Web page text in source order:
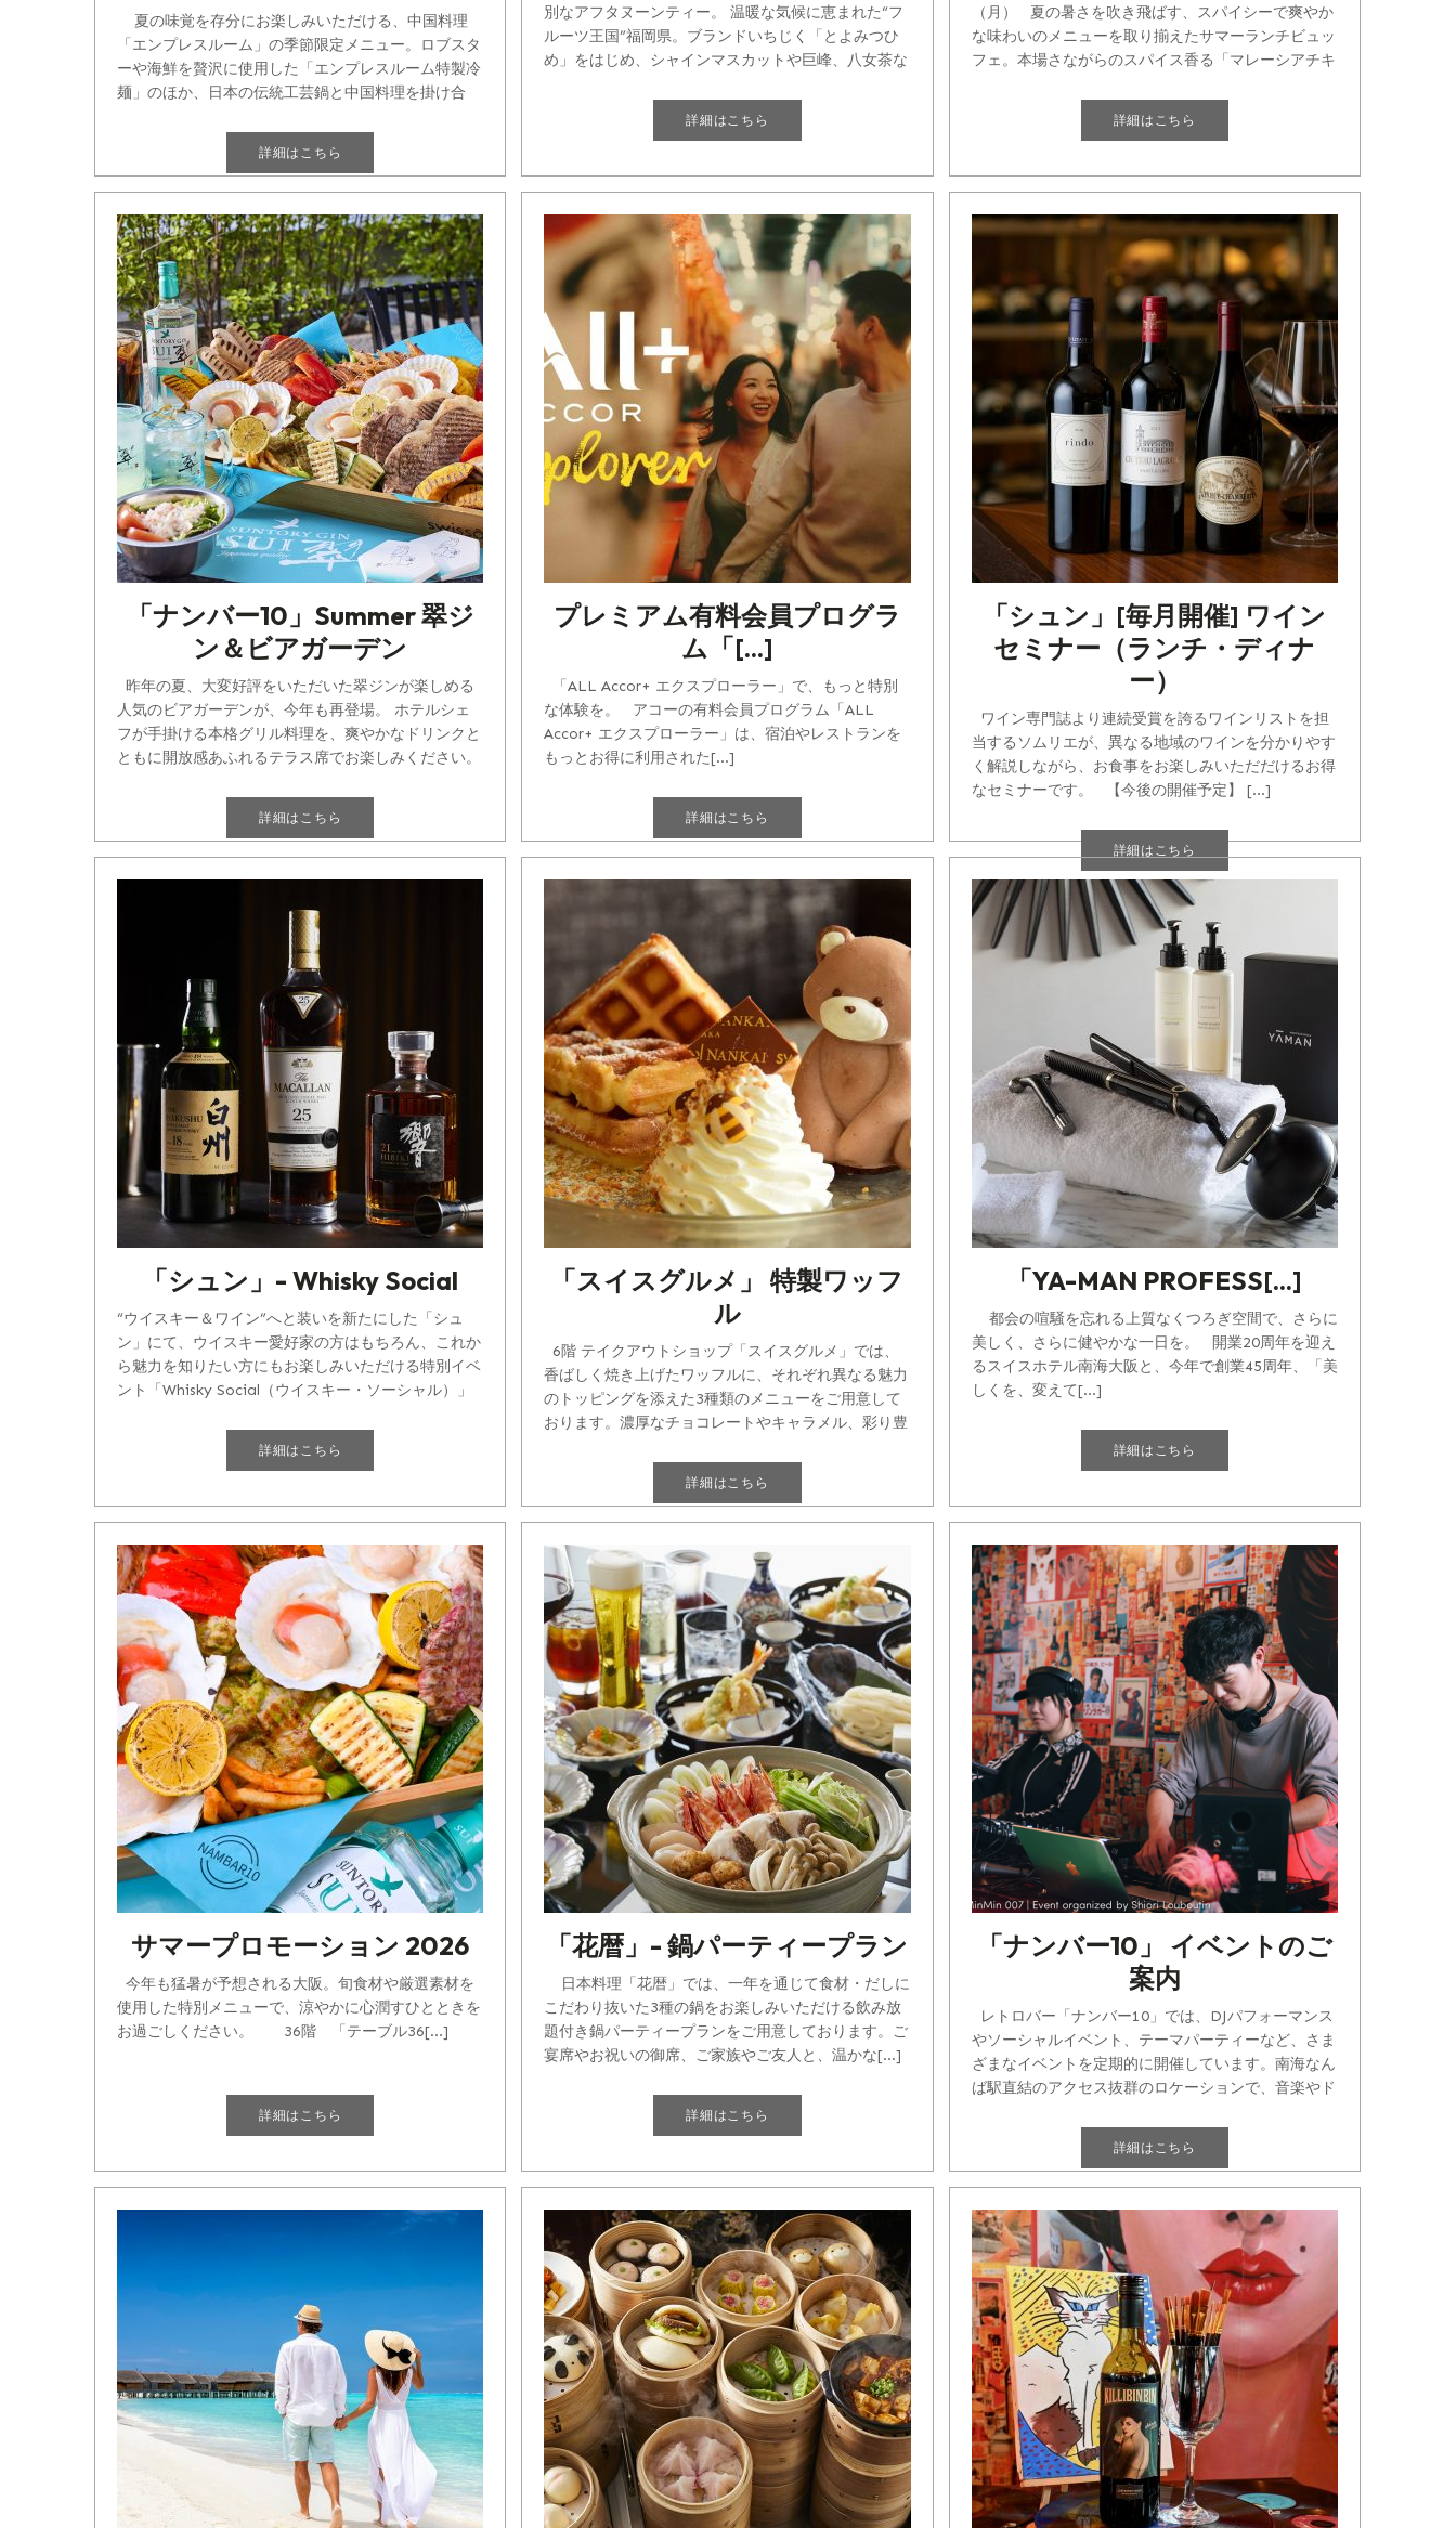
夏の味覚を存分にお楽しみいただける、中国料理
「エンプレスルーム」の季節限定メニュー。ロブスタ
ーや海鮮を贅沢に使用した「エンプレスルーム特製冷
麺」のほか、日本の伝統工芸鍋と中国料理を掛け合
詳細はこちら
別なアフタヌーンティー。 温暖な気候に恵まれた“フ
ルーツ王国”福岡県。ブランドいちじく「とよみつひ
め」をはじめ、シャインマスカットや巨峰、八女茶な
詳細はこちら
（月） 夏の暑さを吹き飛ばす、スパイシーで爽やか
な味わいのメニューを取り揃えたサマーランチビュッ
フェ。本場さながらのスパイス香る「マレーシアチキ
詳細はこちら
「ナンバー10」Summer 翠ジ
ン＆ビアガーデン
昨年の夏、大変好評をいただいた翠ジンが楽しめる
人気のビアガーデンが、今年も再登場。 ホテルシェ
フが手掛ける本格グリル料理を、爽やかなドリンクと
ともに開放感あふれるテラス席でお楽しみください。
詳細はこちら
プレミアム有料会員プログラ
ム「[...]
「ALL Accor+ エクスプローラー」で、もっと特別
な体験を。 アコーの有料会員プログラム「ALL
Accor+ エクスプローラー」は、宿泊やレストランを
もっとお得に利用された[...]
詳細はこちら
「シュン」[毎月開催] ワイン
セミナー（ランチ・ディナ
ー）
ワイン専門誌より連続受賞を誇るワインリストを担
当するソムリエが、異なる地域のワインを分かりやす
く解説しながら、お食事をお楽しみいただだけるお得
なセミナーです。 【今後の開催予定】 [...]
詳細はこちら
「シュン」- Whisky Social
“ウイスキー＆ワイン”へと装いを新たにした「シュ
ン」にて、ウイスキー愛好家の方はもちろん、これか
ら魅力を知りたい方にもお楽しみいただける特別イベ
ント「Whisky Social（ウイスキー・ソーシャル）」
詳細はこちら
「スイスグルメ」 特製ワッフ
ル
6階 テイクアウトショップ「スイスグルメ」では、
香ばしく焼き上げたワッフルに、それぞれ異なる魅力
のトッピングを添えた3種類のメニューをご用意して
おります。濃厚なチョコレートやキャラメル、彩り豊
詳細はこちら
「YA-MAN PROFESS[...]
都会の喧騒を忘れる上質なくつろぎ空間で、さらに
美しく、さらに健やかな一日を。 開業20周年を迎え
るスイスホテル南海大阪と、今年で創業45周年、「美
しくを、変えて[...]
詳細はこちら
サマープロモーション 2026
今年も猛暑が予想される大阪。旬食材や厳選素材を
使用した特別メニューで、涼やかに心潤すひとときを
お過ごしください。 36階 「テーブル36[...]
詳細はこちら
「花暦」- 鍋パーティープラン
日本料理「花暦」では、一年を通じて食材・だしに
こだわり抜いた3種の鍋をお楽しみいただける飲み放
題付き鍋パーティープランをご用意しております。ご
宴席やお祝いの御席、ご家族やご友人と、温かな[...]
詳細はこちら
「ナンバー10」 イベントのご
案内
レトロバー「ナンバー10」では、DJパフォーマンス
やソーシャルイベント、テーマパーティーなど、さま
ざまなイベントを定期的に開催しています。南海なん
ば駅直結のアクセス抜群のロケーションで、音楽やド
詳細はこちら